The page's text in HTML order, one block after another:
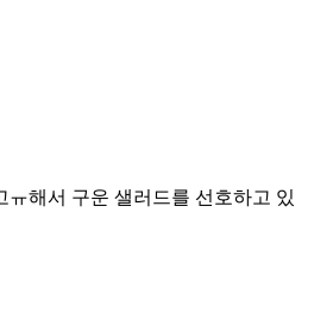
해서 구운 샐러드를 선호하고 있